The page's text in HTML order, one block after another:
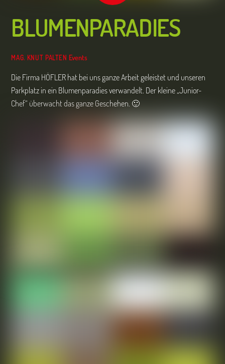
BLUMENPARADIES
MAG. KNUT PALTEN Events
Die Firma HÖFLER hat bei uns ganze Arbeit geleistet und unseren
Parkplatz in ein Blumenparadies verwandelt. Der kleine „Junior-
Chef“ überwacht das ganze Geschehen. 🙂